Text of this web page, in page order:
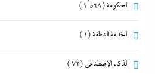
الحكومة(1٬568)
الخدمة الناطقة(1)
الذكاء الإصطناعي (72)